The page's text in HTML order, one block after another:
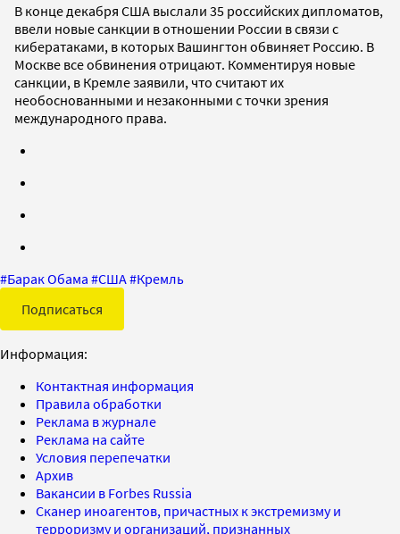
В конце декабря США выслали 35 российских дипломатов,
ввели новые санкции в отношении России в связи с
кибератаками, в которых Вашингтон обвиняет Россию. В
Москве все обвинения отрицают. Комментируя новые
санкции, в Кремле заявили, что считают их
необоснованными и незаконными с точки зрения
международного права.
#Барак Обама #США#Кремль
Подписаться
Информация:
Контактная информация
Правила обработки
Реклама в журнале
Реклама на сайте
Условия перепечатки
Архив
Вакансии в Forbes Russia
Сканер иноагентов, причастных к экстремизму и
терроризму и организаций, признанных